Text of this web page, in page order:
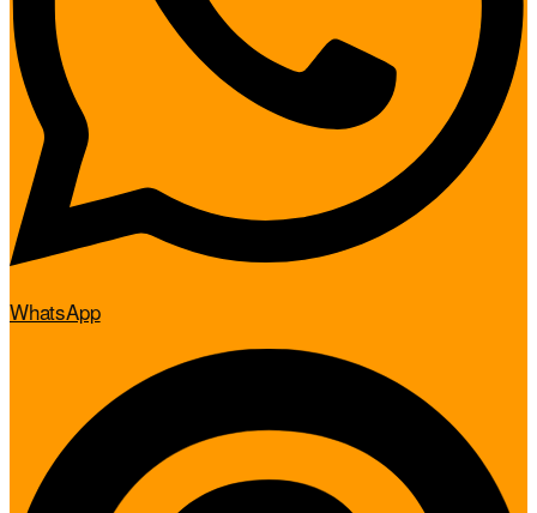
WhatsApp